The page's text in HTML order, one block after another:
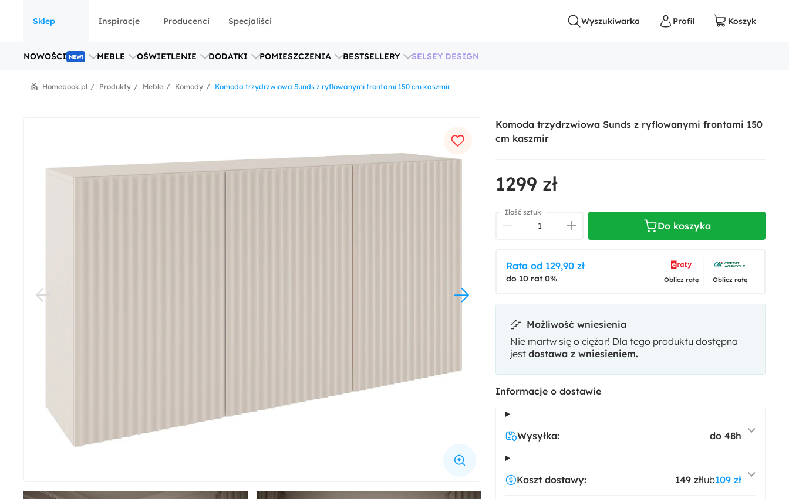
Sklep
NOWOŚCI NEW! MEBLE OŚWIETLENIE DODATKI POMIESZCZENIA BESTSELLERY SELSEY DESIGN
Inspiracje Producenci Specjaliści
Komoda trzydrzwiowa Sunds z ryflowanymi frontami 150 cm kaszmir
Komody
Meble
Produkty
Homebook.pl
Komoda trzydrzwiowa Sunds z ryflowanymi frontami 150
cm kaszmir
1299 zł
Ilość sztuk
Do koszyka
Rata od 129,90 zł
do 10 rat 0% Oblicz ratę Oblicz ratę
Możliwość wniesienia
Nie martw się o ciężar! Dla tego produktu dostępna
jest dostawa z wniesieniem.
Informacje o dostawie
Wysyłka: do 48h
Koszt dostawy: 149 złlub109 zł